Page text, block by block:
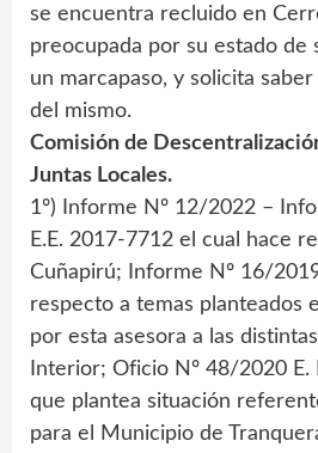
se encuentra recluido en
preocupada por su estado de
un marcapaso, y solicita
del mismo.
Comisión de
Juntas Locales.
1º) Informe Nº 12/2022 –
E.E. 2017-7712 el cual hace
Cuñapirú; Informe Nº 16/
respecto a temas planteados
por esta asesora a las
Interior; Oficio Nº 48/2020 E.
que plantea situación
para el Municipio de